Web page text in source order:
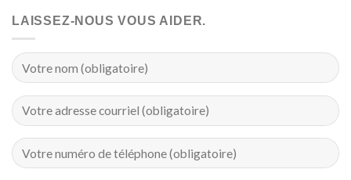
LAISSEZ-NOUS VOUS AIDER.